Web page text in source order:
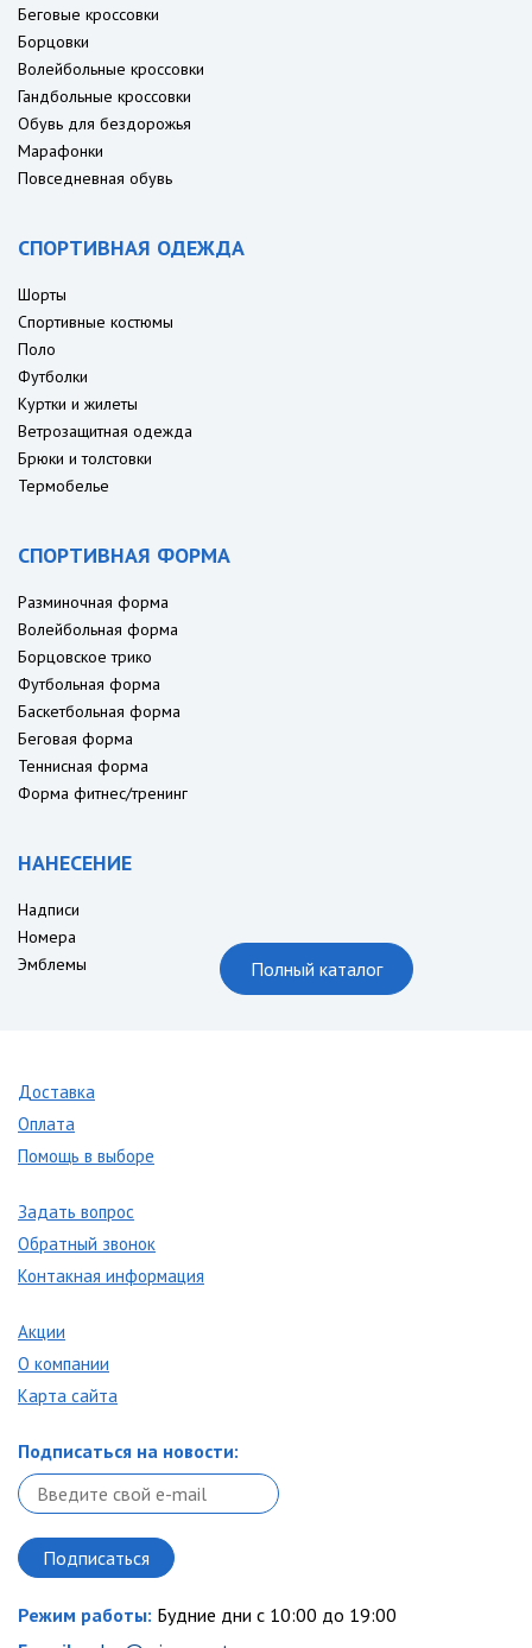
Беговые кроссовки
Борцовки
Волейбольные кроссовки
Гандбольные кроссовки
Обувь для бездорожья
Марафонки
Повседневная обувь
СПОРТИВНАЯ ОДЕЖДА
Шорты
Спортивные костюмы
Поло
Футболки
Куртки и жилеты
Ветрозащитная одежда
Брюки и толстовки
Термобелье
СПОРТИВНАЯ ФОРМА
Разминочная форма
Волейбольная форма
Борцовское трико
Футбольная форма
Баскетбольная форма
Беговая форма
Теннисная форма
Форма фитнес/тренинг
НАНЕСЕНИЕ
Надписи
Номера
Эмблемы
Полный каталог
Доставка
Оплата
Помощь в выборе
Задать вопрос
Обратный звонок
Контакная информация
Акции
О компании
Карта сайта
Подписаться на новости:
Режим работы: Будние дни с 10:00 до 19:00